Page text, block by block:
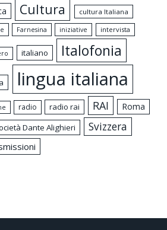
Cultura
cultura Italiana
Farnesina iniziative intervista
italiano Italofonia
lingua italiana
radio radio rai RAI
Roma
Dante Alighieri Svizzera